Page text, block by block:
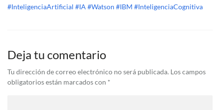
#InteligenciaArtificial #IA #Watson #IBM #InteligenciaCognitiva
Deja tu comentario
Tu dirección de correo electrónico no será publicada. Los campos
obligatorios están marcados con *